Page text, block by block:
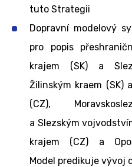
tuto Strategii
Dopravní modelový
pro popis
krajem (SK) a
Žilinským kraem (SK)
(CZ),
a Slezským
krajem (CZ) a
Model predikuje vývoj